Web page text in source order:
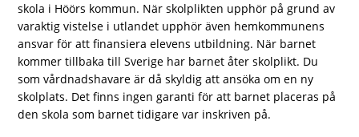
skola i Höörs kommun. När skolplikten upphör på grund av
varaktig vistelse i utlandet upphör även hemkommunens
ansvar för att finansiera elevens utbildning. När barnet
kommer tillbaka till Sverige har barnet åter skolplikt. Du
som vårdnadshavare är då skyldig att ansöka om en ny
skolplats. Det finns ingen garanti för att barnet placeras på
den skola som barnet tidigare var inskriven på.